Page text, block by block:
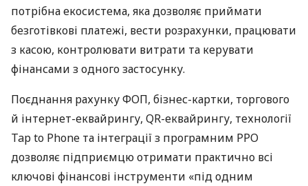
потрібна екосистема, яка дозволяє приймати
безготівкові платежі, вести розрахунки, працювати
з касою, контролювати витрати та керувати
фінансами з одного застосунку.
Поєднання рахунку ФОП, бізнес-картки, торгового
й інтернет-еквайрингу, QR-еквайрингу, технології
Tap to Phone та інтеграції з програмним РРО
дозволяє підприємцю отримати практично всі
ключові фінансові інструменти «під одним